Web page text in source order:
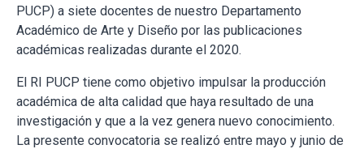
PUCP) a siete docentes de nuestro Departamento
Académico de Arte y Diseño por las publicaciones
académicas realizadas durante el 2020.
El RI PUCP tiene como objetivo impulsar la producción
académica de alta calidad que haya resultado de una
investigación y que a la vez genera nuevo conocimiento.
La presente convocatoria se realizó entre mayo y junio de